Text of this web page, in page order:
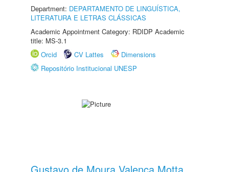
Department: DEPARTAMENTO DE LINGUÍSTICA,
LITERATURA E LETRAS CLÁSSICAS
Academic Appointment Category: RDIDP Academic
title: MS-3.1
Orcid
CV Lattes
Dimensions
Repositório Institucional UNESP